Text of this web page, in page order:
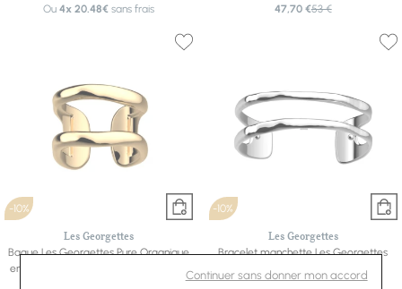
Continuer sans donner mon accord
Ou4x 20.48€ sans frais
47,70 €53 €
-10%
Les Georgettes
Bague Les Georgettes Pure Organique
en laiton finition dorée, taille 54, 12mm
-10%
Les Georgettes
Bracelet manchette Les Georgettes
Pure Organique en laiton finition
argentée, 14mm